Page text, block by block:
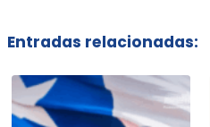
Entradas relacionadas: